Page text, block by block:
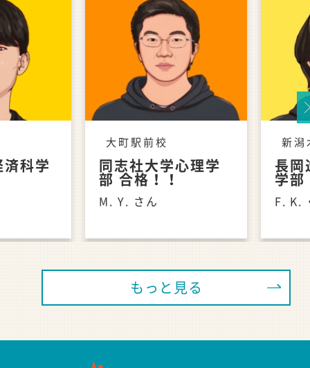
済科学
大町駅前校
同志社大学心理学
部 合格！！
M. Y. さん
新潟
長岡
学部
F. K.
もっと見る